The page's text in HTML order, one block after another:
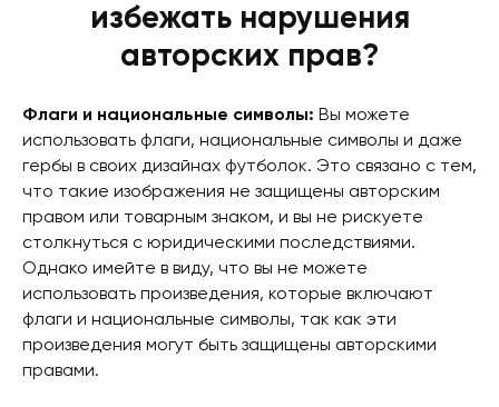
избежать нарушения
авторских прав?
Флаги и национальные символы: Вы можете
использовать флаги, национальные символы и даже
гербы в своих дизайнах футболок. Это связано с тем,
что такие изображения не защищены авторским
правом или товарным знаком, и вы не рискуете
столкнуться с юридическими последствиями.
Однако имейте в виду, что вы не можете
использовать произведения, которые включают
флаги и национальные символы, так как эти
произведения могут быть защищены авторскими
правами.